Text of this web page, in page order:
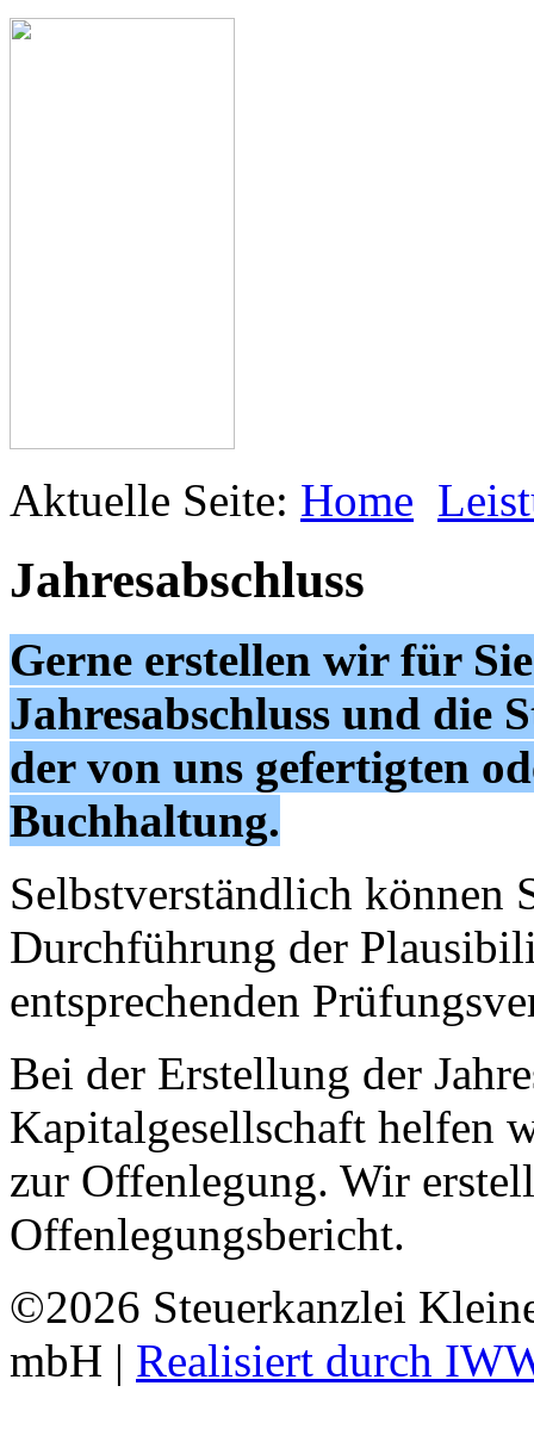
Aktuelle Seite: Home
Jahresabschluss
Gerne erstellen wir für
Jahresabschluss und die
der von uns gefertigten
Buchhaltung.
Selbstverständlich können
Durchführung der
entsprechenden
Bei der Erstellung der
Kapitalgesellschaft helfen
zur Offenlegung. Wir
Offenlegungsbericht.
©2026 Steuerkanzlei
mbH | Realisiert durch